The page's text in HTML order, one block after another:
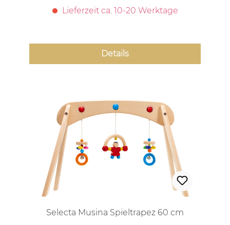
Lieferzeit ca. 10-20 Werktage
Details
Selecta Musina Spieltrapez 60 cm